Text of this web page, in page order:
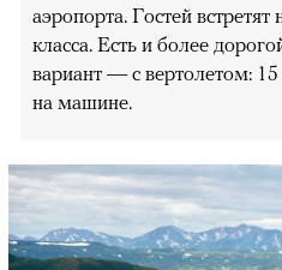
аэропорта. Гостей
класса. Есть и более
вариант — с вертолетом:
на машине.